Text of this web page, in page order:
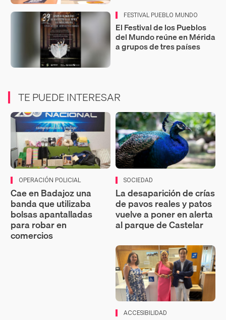
FESTIVAL PUEBLO MUNDO
El Festival de los Pueblos
del Mundo reúne en Mérida
a grupos de tres países
TE PUEDE INTERESAR
OPERACIÓN POLICIAL
Cae en Badajoz una
banda que utilizaba
bolsas apantalladas
para robar en
comercios
SOCIEDAD
La desaparición de crías
de pavos reales y patos
vuelve a poner en alerta
al parque de Castelar
ACCESIBILIDAD